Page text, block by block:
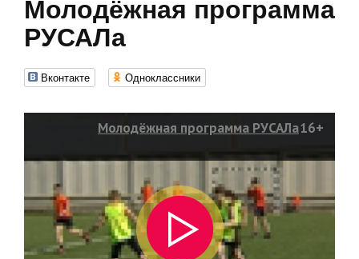
Молодёжная программа
РУСАЛа
Вконтакте Одноклассники
Молодёжная программа РУСАЛа16+